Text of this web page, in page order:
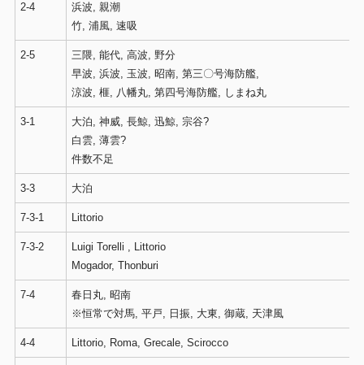
2-4
浜波, 親潮
竹, 浦風, 速吸
2-5
三隈, 能代, 高波, 野分
早波, 浜波, 玉波, 昭南, 第三〇号海防艦,
涼波, 榧, 八幡丸, 第四号海防艦, しまね丸
3-1
大泊, 神威, 長鯨, 迅鯨, 宗谷?
白雲, 薄雲?
件数不足
3-3 大泊
7-3-1 Littorio
7-3-2
Luigi Torelli , Littorio
Mogador, Thonburi
7-4
春日丸, 昭南
※恒常で対馬, 平戸, 日振, 大東, 御蔵, 天津風
4-4 Littorio, Roma, Grecale, Scirocco